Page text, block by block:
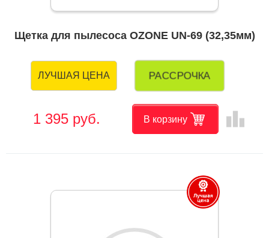
Щетка для пылесоса OZONE UN-69 (32,35мм)
ЛУЧШАЯ ЦЕНА РАССРОЧКА
1 395 руб. В корзину leaderboard